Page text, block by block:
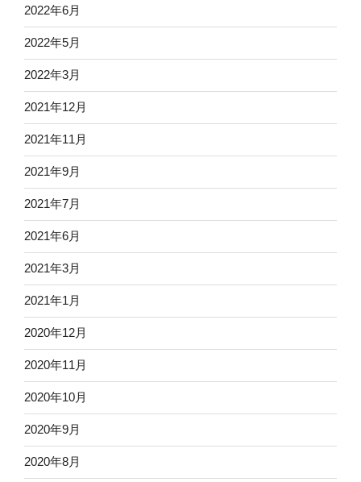
2022年6月
2022年5月
2022年3月
2021年12月
2021年11月
2021年9月
2021年7月
2021年6月
2021年3月
2021年1月
2020年12月
2020年11月
2020年10月
2020年9月
2020年8月